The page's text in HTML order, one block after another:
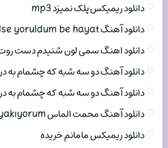
دانلود ریمیکس پلک نمیزد mp3
دانلود آهنگ Anatolian Pulse yoruldum be hayat
دانلود اهنگ سمی لون شنیدم دست روت
دانلود آهنگ دو سه شبه که چشمام به
دانلود آهنگ دو سه شبه که چشمام به
دانلود آهنگ محمت الماس gidene yakıyorum
دانلود ریمیکس مامانم خریده